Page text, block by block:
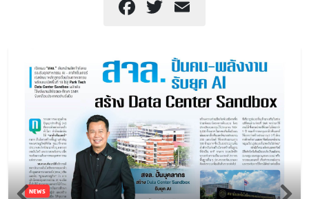
Facebook
Twitter
NEWS